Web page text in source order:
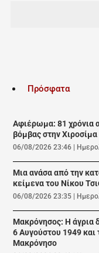
Πρόσφατα
Αφιέρωμα: 81 χρόνια
βόμβας στην Χιροσίμα
06/08/2026 23:46
Μια ανάσα από την
κείμενα του Νίκου
06/08/2026 23:35
Μακρόνησος: Η άγρια
6 Αυγούστου 1949 και
Μακρόνησο